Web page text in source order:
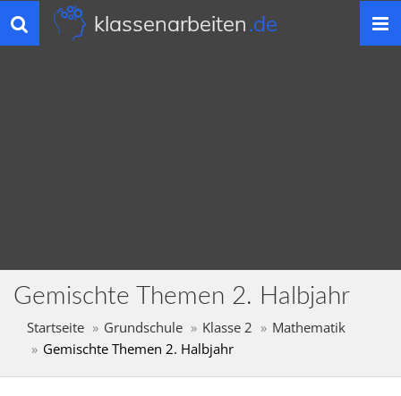
Toggle
navigation
klassenarbeiten.de
Gemischte Themen 2. Halbjahr
Startseite Grundschule Klasse 2
Mathematik
Gemischte Themen 2. Halbjahr